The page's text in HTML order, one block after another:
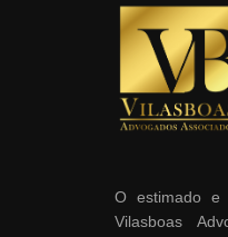
O estimado e
Vilasboas